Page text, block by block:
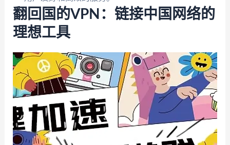
翻回国的VPN：链接中国网络的
理想工具